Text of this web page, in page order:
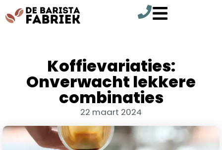
Koffievariaties:
Onverwacht lekkere
combinaties
22 maart 2024